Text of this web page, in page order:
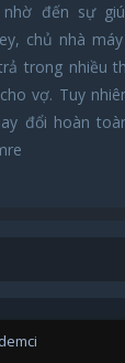
đến sự
chủ nhà
trong nhiều
vợ. Tuy
đổi hoàn